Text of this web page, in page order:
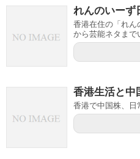
れんのいーず
香港在住の「れん
から芸能ネタまで
香港生活と中
香港で中国株、日